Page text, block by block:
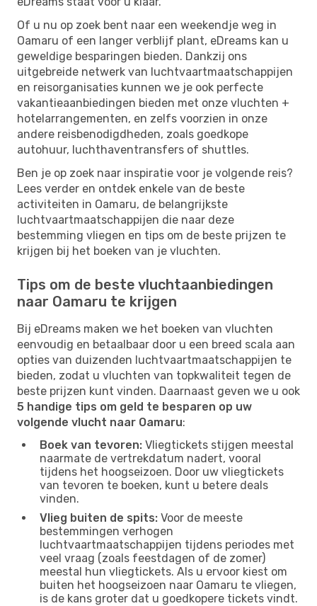
Of u nu op zoek bent naar een weekendje weg in
Oamaru of een langer verblijf plant, eDreams kan u
geweldige besparingen bieden. Dankzij ons
uitgebreide netwerk van luchtvaartmaatschappijen
en reisorganisaties kunnen we je ook perfecte
vakantieaanbiedingen bieden met onze vluchten +
hotelarrangementen, en zelfs voorzien in onze
andere reisbenodigdheden, zoals goedkope
autohuur, luchthaventransfers of shuttles.
Ben je op zoek naar inspiratie voor je volgende reis?
Lees verder en ontdek enkele van de beste
activiteiten in Oamaru, de belangrijkste
luchtvaartmaatschappijen die naar deze
bestemming vliegen en tips om de beste prijzen te
krijgen bij het boeken van je vluchten.
Tips om de beste vluchtaanbiedingen
naar Oamaru te krijgen
Bij eDreams maken we het boeken van vluchten
eenvoudig en betaalbaar door u een breed scala aan
opties van duizenden luchtvaartmaatschappijen te
bieden, zodat u vluchten van topkwaliteit tegen de
beste prijzen kunt vinden. Daarnaast geven we u ook
5 handige tips om geld te besparen op uw
volgende vlucht naar Oamaru:
Boek van tevoren: Vliegtickets stijgen meestal
naarmate de vertrekdatum nadert, vooral
tijdens het hoogseizoen. Door uw vliegtickets
van tevoren te boeken, kunt u betere deals
vinden.
Vlieg buiten de spits: Voor de meeste
bestemmingen verhogen
luchtvaartmaatschappijen tijdens periodes met
veel vraag (zoals feestdagen of de zomer)
meestal hun vliegtickets. Als u ervoor kiest om
buiten het hoogseizoen naar Oamaru te vliegen,
is de kans groter dat u goedkopere tickets vindt.